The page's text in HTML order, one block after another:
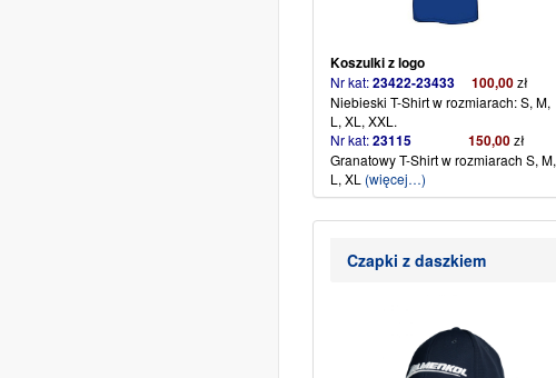
Koszulki z logo
Nr kat:23422-23433 100,00zł
Niebieski T-Shirt w rozmiarach: S, M,
L, XL, XXL.
Nr kat:23115 150,00zł
Granatowy T-Shirt w rozmiarach S, M,
L, XL (więcej…)
Czapki z daszkiem